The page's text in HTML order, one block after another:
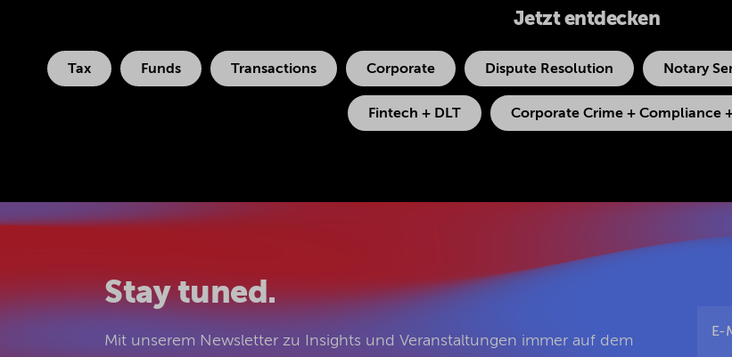
Jetzt entdecken
Tax Funds Transactions Corporate Dispute Resolution Notary
Fintech + DLT Corporate Crime + Compliance
Stay tuned.
Mit unserem Newsletter zu Insights und Veranstaltungen immer auf dem